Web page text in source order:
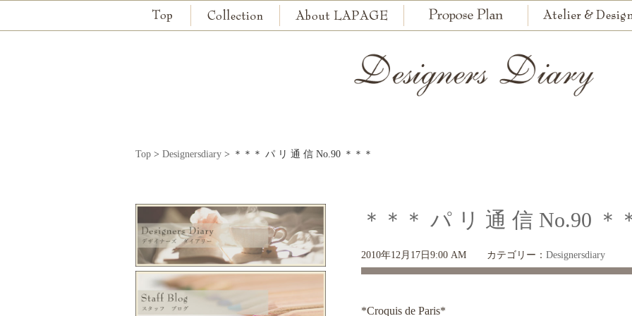
Top > Designersdiary > ＊＊＊ パ リ 通 信 No.90 ＊＊＊
＊＊＊ パ リ 通 信 No.90 ＊
2010年12月17日9:00 AM カテゴリー： Designersdiary
*Croquis de Paris*